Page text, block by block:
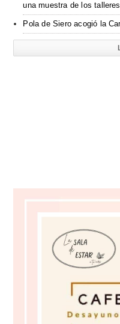
una muestra de los talleres
Pola de Siero acogió la